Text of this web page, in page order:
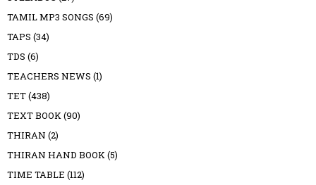
TAMIL MP3 SONGS (69)
TAPS (34)
TDS (6)
TEACHERS NEWS (1)
TET(438)
TEXT BOOK(90)
THIRAN (2)
THIRAN HAND BOOK(5)
TIME TABLE (112)